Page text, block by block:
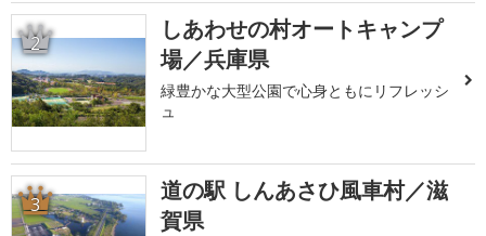
2
しあわせの村オートキャンプ
場／兵庫県
緑豊かな大型公園で心身ともにリフレッシ
ュ
3
道の駅 しんあさひ風車村／滋
賀県